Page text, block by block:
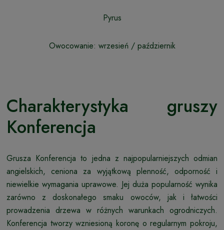
Pyrus
Owocowanie: wrzesień / październik
Charakterystyka gruszy
Konferencja
Grusza Konferencja to jedna z najpopularniejszych odmian
angielskich, ceniona za wyjątkową plenność, odporność i
niewielkie wymagania uprawowe. Jej duża popularność wynika
zarówno z doskonałego smaku owoców, jak i łatwości
prowadzenia drzewa w różnych warunkach ogrodniczych.
Konferencja tworzy wzniesioną koronę o regularnym pokroju,